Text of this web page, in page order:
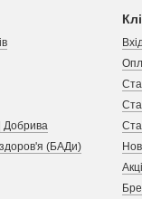
Добрива
(БАДи)